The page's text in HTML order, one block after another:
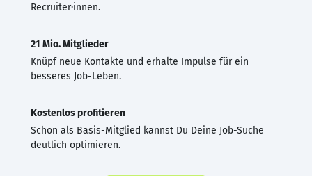
Recruiter·innen.
21 Mio. Mitglieder
Knüpf neue Kontakte und erhalte Impulse für ein
besseres Job-Leben.
Kostenlos profitieren
Schon als Basis-Mitglied kannst Du Deine Job-Suche
deutlich optimieren.